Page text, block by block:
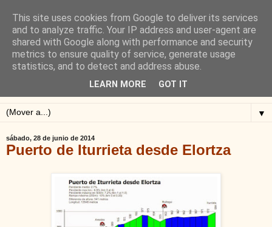
Blog de Alejandro San
Vicente
Blog sobre ciclismo: perfiles y altimetrías.
▼
sábado, 28 de junio de 2014
Puerto de Iturrieta desde Elortza
This site uses cookies from Google to deliver its services
and to analyze traffic. Your IP address and user-agent are
shared with Google along with performance and security
metrics to ensure quality of service, generate usage
statistics, and to detect and address abuse.
LEARN MORE GOT IT